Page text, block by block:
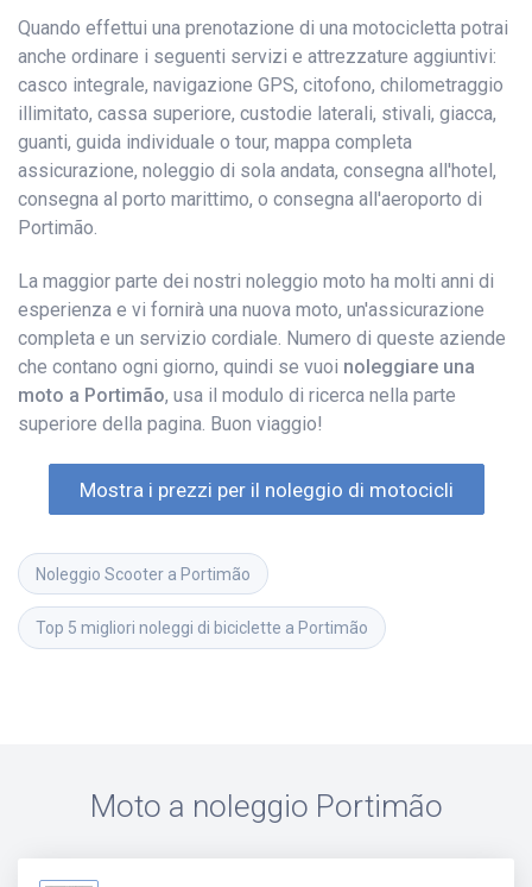
Quando effettui una prenotazione di una motocicletta potrai
anche ordinare i seguenti servizi e attrezzature aggiuntivi:
casco integrale, navigazione GPS, citofono, chilometraggio
illimitato, cassa superiore, custodie laterali, stivali, giacca,
guanti, guida individuale o tour, mappa completa
assicurazione, noleggio di sola andata, consegna all'hotel,
consegna al porto marittimo, o consegna all'aeroporto di
Portimão.
La maggior parte dei nostri noleggio moto ha molti anni di
esperienza e vi fornirà una nuova moto, un'assicurazione
completa e un servizio cordiale. Numero di queste aziende
che contano ogni giorno, quindi se vuoi noleggiare una
moto a Portimão, usa il modulo di ricerca nella parte
superiore della pagina. Buon viaggio!
Mostra i prezzi per il noleggio di motocicli
Noleggio Scooter a Portimão
Top 5 migliori noleggi di biciclette a Portimão
Moto a noleggio Portimão